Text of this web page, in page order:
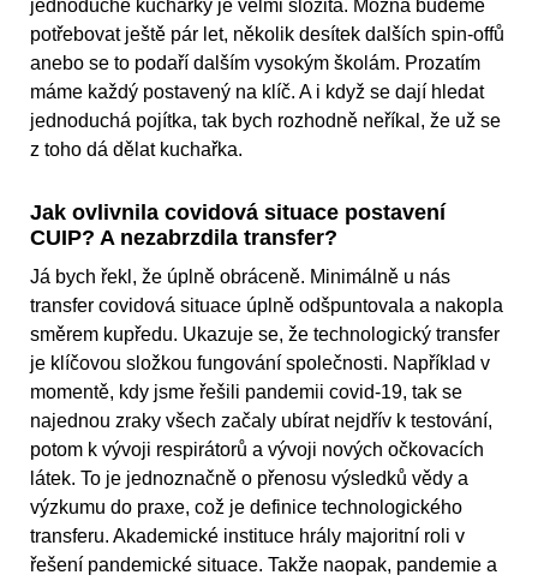
jednoduché kuchařky je velmi složitá. Možná budeme
potřebovat ještě pár let, několik desítek dalších spin-offů
anebo se to podaří dalším vysokým školám. Prozatím
máme každý postavený na klíč. A i když se dají hledat
jednoduchá pojítka, tak bych rozhodně neříkal, že už se
z toho dá dělat kuchařka.
Jak ovlivnila covidová situace postavení
CUIP? A nezabrzdila transfer?
Já bych řekl, že úplně obráceně. Minimálně u nás
transfer covidová situace úplně odšpuntovala a nakopla
směrem kupředu. Ukazuje se, že technologický transfer
je klíčovou složkou fungování společnosti. Například v
momentě, kdy jsme řešili pandemii covid-19, tak se
najednou zraky všech začaly ubírat nejdřív k testování,
potom k vývoji respirátorů a vývoji nových očkovacích
látek. To je jednoznačně o přenosu výsledků vědy a
výzkumu do praxe, což je definice technologického
transferu. Akademické instituce hrály majoritní roli v
řešení pandemické situace. Takže naopak, pandemie a